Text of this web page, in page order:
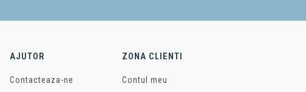
AJUTOR
Contacteaza-ne
ZONA CLIENTI
Contul meu